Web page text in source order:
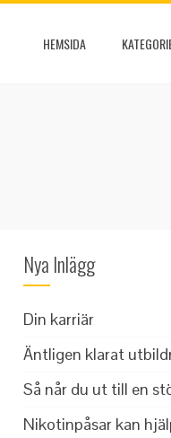
HEMSIDA
Nya Inlägg
Din karriär
Äntligen klarat
Så når du ut till en
Nikotinpåsar kan